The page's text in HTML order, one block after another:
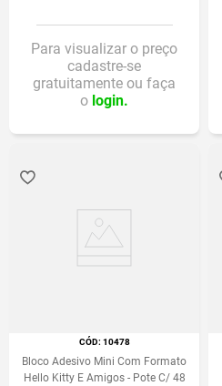
Para visualizar o preço
cadastre-se
gratuitamente ou faça
o login.
:10478
Bloco Adesivo Mini Com Formato
Hello Kitty E Amigos - Pote C/ 48